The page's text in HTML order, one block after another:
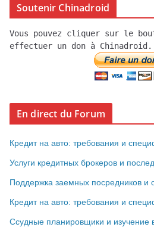
Soutenir Chinadroid
Vous pouvez cliquer sur le
effectuer un don à
En direct du Forum
Кредит на авто: требования и
Услуги кредитных брокеров и
Поддержка заемных посредников и
Кредит на авто: требования и
Ссудные планировщики и изучение